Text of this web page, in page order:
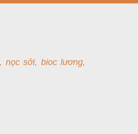
nọc sởi, bioc lương,